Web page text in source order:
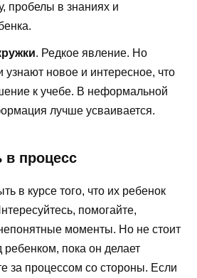
пробелы в знаниях и
. Редкое явление. Но
узнают новое и интересное, что
к учебе. В неформальной
лучше усваивается.
в процесс
в курсе того, что их ребенок
помогайте,
моменты. Но не стоит
ребенком, пока он делает
за процессом со стороны. Если